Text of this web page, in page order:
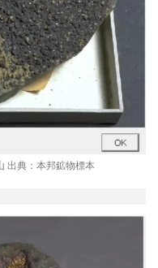
出典：本邦鉱物標本